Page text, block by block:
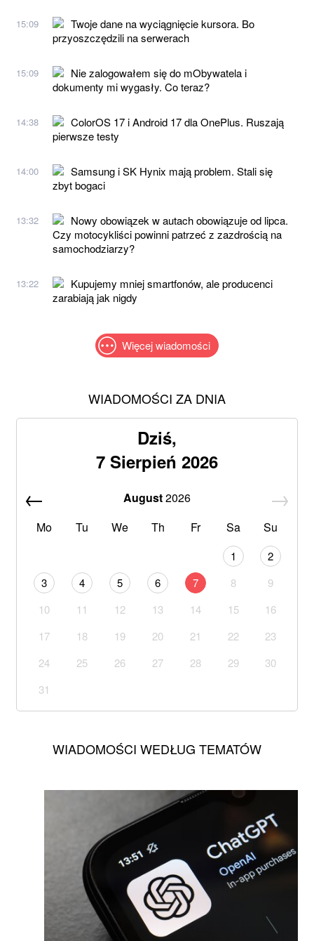
15:09
Twoje dane na wyciągnięcie kursora. Bo
przyoszczędzili na serwerach
15:09
Nie zalogowałem się do mObywatela i
dokumenty mi wygasły. Co teraz?
14:38
ColorOS 17 i Android 17 dla OnePlus. Ruszają
pierwsze testy
14:00
Samsung i SK Hynix mają problem. Stali się
zbyt bogaci
13:32
Nowy obowiązek w autach obowiązuje od lipca.
Czy motocykliści powinni patrzeć z zazdrością na
samochodziarzy?
13:22
Kupujemy mniej smartfonów, ale producenci
zarabiają jak nigdy
Więcej wiadomości
WIADOMOŚCI ZA DNIA
Dziś,
7 Sierpień 2026
August2026
Mo
Tu We Th Fr Sa Su
1
2
3
4 5 6 7 8
9
10
11 12 13 14 15
16
17
18 19 20 21 22
23
24
25 26 27 28 29
30
31
WIADOMOŚCI WEDŁUG TEMATÓW